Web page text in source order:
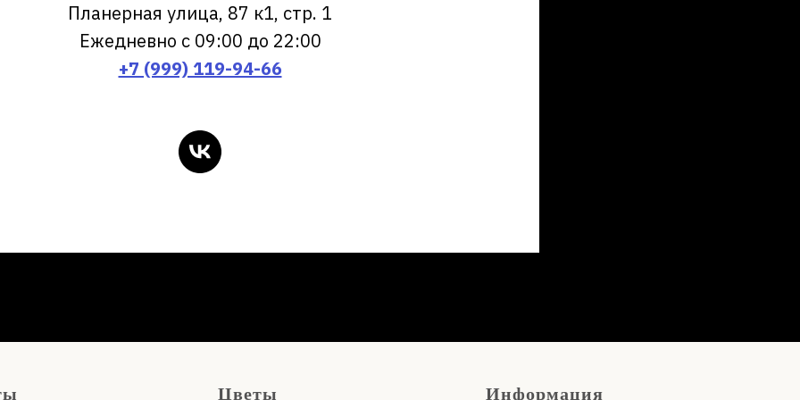
Планерная улица, 87 к1, стр. 1
Ежедневно с 09:00 до 22:00
+7 (999) 119-94-66
Цветы Информация